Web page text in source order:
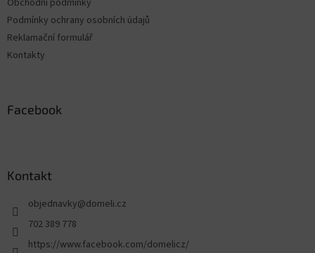
Obchodní podmínky
Podmínky ochrany osobních údajů
Reklamační formulář
Kontakty
Facebook
Kontakt
objednavky@domeli.cz
702 389 778
https://www.facebook.com/domelicz/